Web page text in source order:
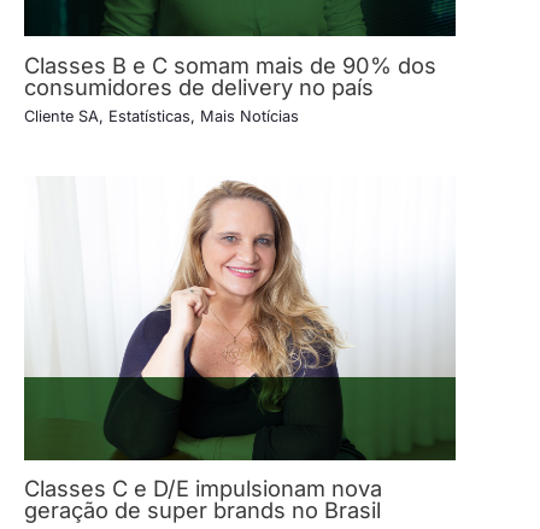
Classes B e C somam mais de 90% dos
consumidores de delivery no país
Cliente SA, Estatísticas, Mais Notícias
Classes C e D/E impulsionam nova
geração de super brands no Brasil